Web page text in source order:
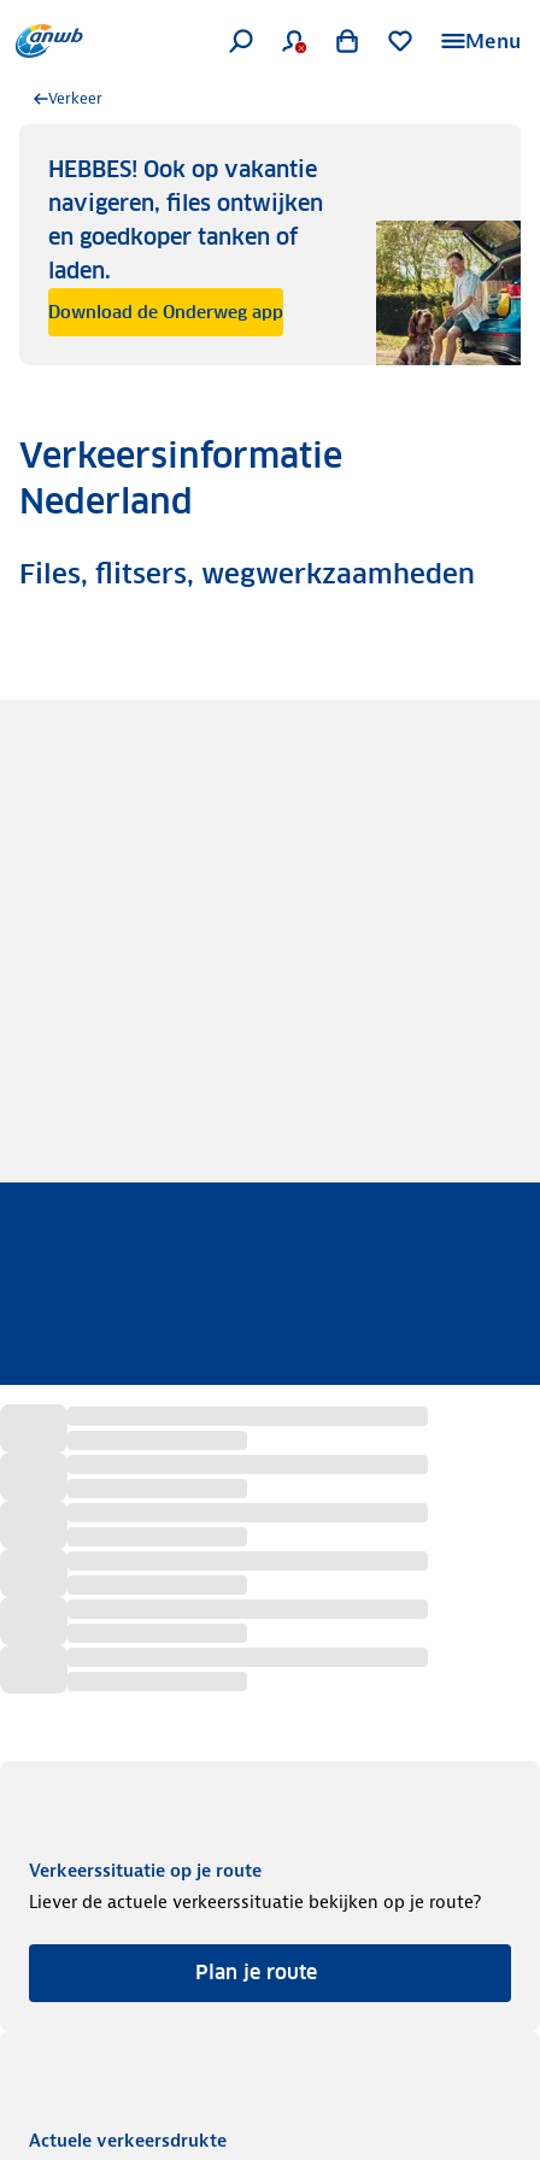
Menu
Verkeer
HEBBES! Ook op vakantie
navigeren, files ontwijken
en goedkoper tanken of
laden.
Download de Onderweg app
Verkeersinformatie
Nederland
Files, flitsers, wegwerkzaamheden
Verkeerssituatie op je route
Liever de actuele verkeerssituatie bekijken op je route?
Plan je route
Actuele verkeersdrukte